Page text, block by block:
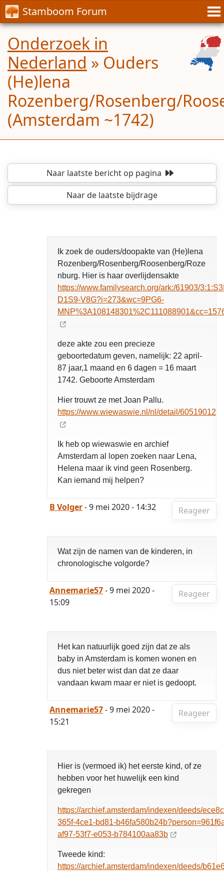
Stamboom Forum
Onderzoek in
Nederland » Ouders
(He)lena
Rozenberg/Rosenberg/
(Amsterdam ~1742)
Naar laatste berichtop pagina
Naar de laatste bijdrage
Ik zoek de ouders/doopakte van (He)lena
Rozenberg/Rosenberg/Roosenberg/Roze
nburg. Hier is haar overlijdensakte
https://www.familysearch.org/ark:/61903/
D1S9-V8G?i=273&wc=9PG6-
deze akte zou een precieze
geboortedatum geven, namelijk: 22 april-
87 jaar,1 maand en 6 dagen = 16 maart
1742. Geboorte Amsterdam
Hier trouwt ze met Joan Pallu.
https://www.wiewaswie.nl/nl/detail/60519012
Ik heb op wiewaswie en archief
Amsterdam al lopen zoeken naar Lena,
Helena maar ik vind geen Rosenberg.
Kan iemand mij helpen?
Reageer
B Volger- 9 mei 2020 - 14:32
Wat zijn de namen van de kinderen, in
chronologische volgorde?
Reageer
Annemarie57- 9 mei 2020 -
15:09
Het kan natuurlijk goed zijn dat ze als
baby in Amsterdam is komen wonen en
dus niet beter wist dan dat ze daar
vandaan kwam maar er niet is gedoopt.
Reageer
Annemarie57- 9 mei 2020 -
15:21
Hier is (vermoed ik) het eerste kind, of ze
hebben voor het huwelijk een kind
gekregen
https://archief.amsterdam/indexen/deeds/
365f-4ce1-bd81-
af97-53f7-e053-b784100aa83b
Tweede kind:
https://archief.amsterdam/indexen/deeds/